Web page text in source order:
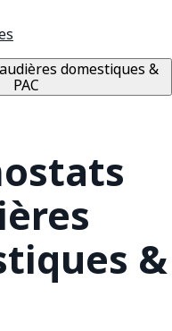
domestiques &
PAC
&